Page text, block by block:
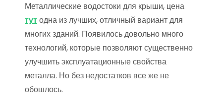
Металлические водостоки для крыши, цена
тутодна из лучших, отличный вариант для
многих зданий. Появилось довольно много
технологий, которые позволяют существенно
улучшить эксплуатационные свойства
металла. Но без недостатков все же не
обошлось.